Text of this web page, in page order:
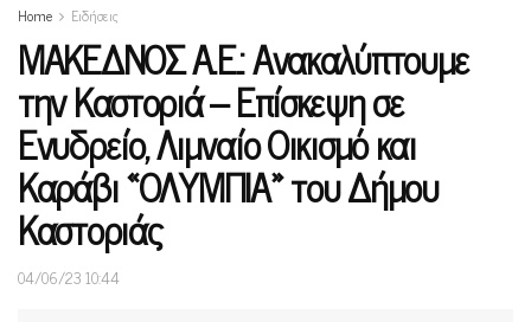
Home Ειδήσεις
ΜΑΚΕΔΝΟΣ Α.Ε.: Ανακαλύπτουμε
την Καστοριά – Επίσκεψη σε
Ενυδρείο, Λιμναίο Οικισμό και
Καράβι «ΟΛΥΜΠΙΑ» του Δήμου
Καστοριάς
04/06/23 10:44